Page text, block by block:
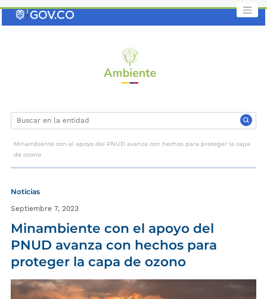
Minambiente con el apoyo del PNUD avanza con hechos para proteger la capa
de ozono
Noticias
Septiembre 7, 2023
Minambiente con el apoyo del
PNUD avanza con hechos para
proteger la capa de ozono